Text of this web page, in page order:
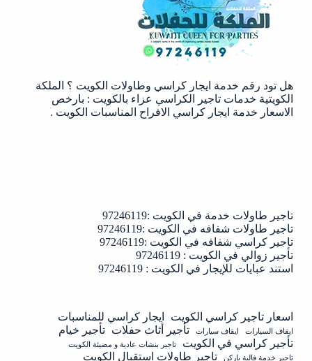
97246119
هل تود رقم خدمة ايجار كراسي وطاولات الكويت ؟ الملكة
الكويتية خدمات تاجير الكراسي عزاء بالكويت : بارخص
الاسعار خدمة ايجار كراسي الافراح المناسبات الكويت .
تاجير طاولات خدمة في الكويت :97246119
تاجير طاولات شفافه في الكويت :97246119
تاجير كراسي شفافه في الكويت :97246119
تأجير زوالي في الكويت : 97246119
استند عبايات للإيجار في الكويت : 97246119
اسعار تاجير كراسي الكويت ايجار كراسي للمناسبات
ايقاف السيارات ايقاف سيارات تأجير أثاث حفلات تأجير خيام
تأجير كراسي في الكويت
تاجير بنشات عادية و مضيئة الكويت
تاجير خدمة فالية باركن
تاجير طاولات استقبال الكويت